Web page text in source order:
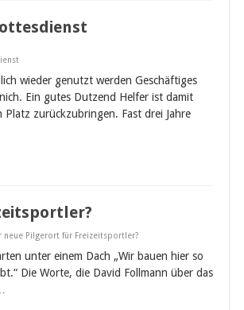
wieder genutzt werden Geschäftiges
Ein gutes Dutzend Helfer ist damit
zurückzubringen. Fast drei Jahre
neue Pilgerort für Freizeitsportler?
unter einem Dach „Wir bauen hier so
Die Worte, die David Follmann über das